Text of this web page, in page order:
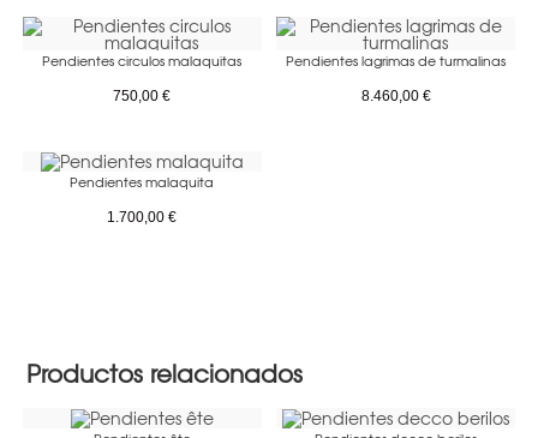
Pendientes circulos malaquitas
750,00€
Pendientes lagrimas de turmalinas
8.460,00 €
Pendientes malaquita
1.700,00€
Productos relacionados